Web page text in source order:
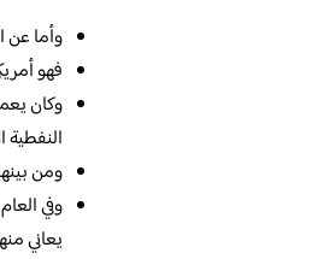
وأما عن
فهو
وكان
النفطية
ومن
وفي
يعاني